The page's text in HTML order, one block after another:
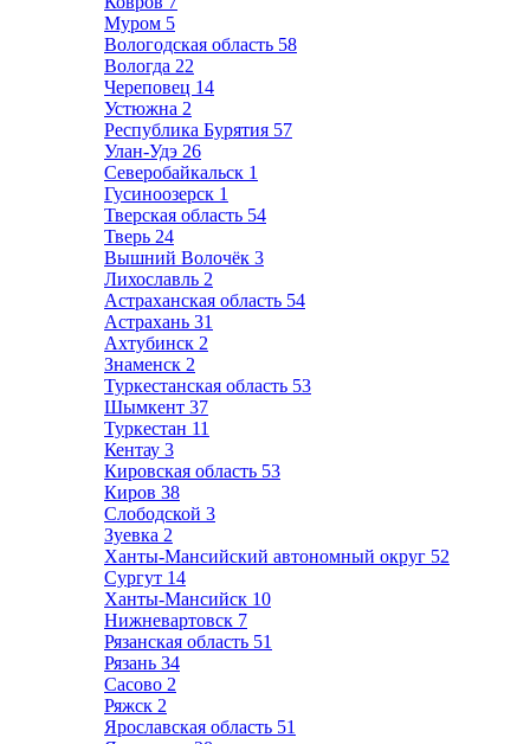
Муром 5
Вологодская область 58
Вологда 22
Череповец 14
Устюжна 2
Республика Бурятия 57
Улан-Удэ 26
Северобайкальск 1
Гусиноозерск 1
Тверская область 54
Тверь 24
Вышний Волочёк 3
Лихославль 2
Астраханская область 54
Астрахань 31
Ахтубинск 2
Знаменск 2
Туркестанская область 53
Шымкент 37
Туркестан 11
Кентау 3
Кировская область 53
Киров 38
Слободской 3
Зуевка 2
Ханты-Мансийский автономный округ 52
Сургут 14
Ханты-Мансийск 10
Нижневартовск 7
Рязанская область 51
Рязань 34
Сасово 2
Ряжск 2
Ярославская область 51